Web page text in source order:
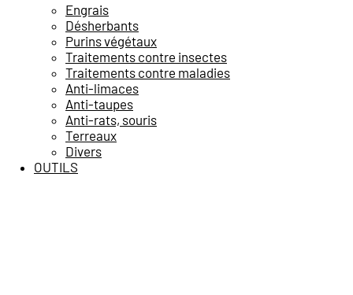
Engrais
Désherbants
Purins végétaux
Traitements contre insectes
Traitements contre maladies
Anti-limaces
Anti-taupes
Anti-rats, souris
Terreaux
Divers
OUTILS